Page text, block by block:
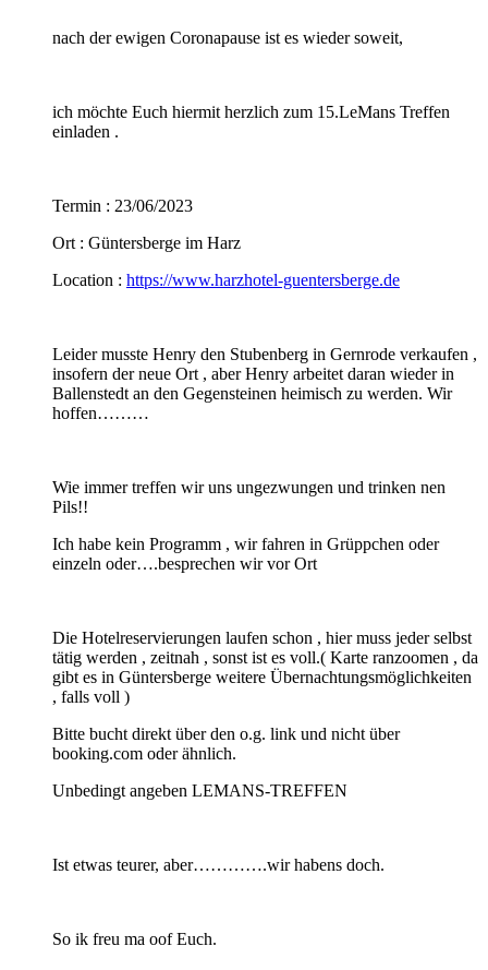
nach der ewigen Coronapause ist es wieder soweit,
ich möchte Euch hiermit herzlich zum 15.LeMans Treffen
einladen .
Termin : 23/06/2023
Ort : Güntersberge im Harz
Location : https://www.harzhotel-guentersberge.de
Leider musste Henry den Stubenberg in Gernrode verkaufen ,
insofern der neue Ort , aber Henry arbeitet daran wieder in
Ballenstedt an den Gegensteinen heimisch zu werden. Wir
hoffen………
Wie immer treffen wir uns ungezwungen und trinken nen
Pils!!
Ich habe kein Programm , wir fahren in Grüppchen oder
einzeln oder….besprechen wir vor Ort
Die Hotelreservierungen laufen schon , hier muss jeder selbst
tätig werden , zeitnah , sonst ist es voll.( Karte ranzoomen , da
gibt es in Güntersberge weitere Übernachtungsmöglichkeiten
, falls voll )
Bitte bucht direkt über den o.g. link und nicht über
booking.com oder ähnlich.
Unbedingt angeben LEMANS-TREFFEN
Ist etwas teurer, aber………….wir habens doch.
So ik freu ma oof Euch.